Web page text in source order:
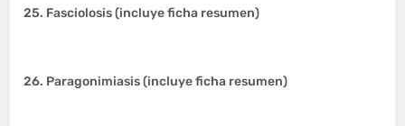
25. Fasciolosis (incluye ficha resumen)
26. Paragonimiasis (incluye ficha resumen)